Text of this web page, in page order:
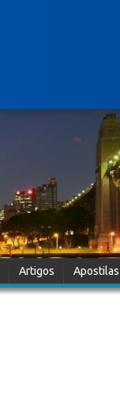
Artigos Apostilas